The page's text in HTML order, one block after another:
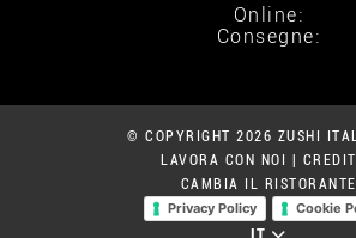
Online:
Consegne:
© COPYRIGHT 2026 ZUSHI
LAVORA CON NOI
CAMBIA IL RISTORANTE
Privacy Policy
Cookie